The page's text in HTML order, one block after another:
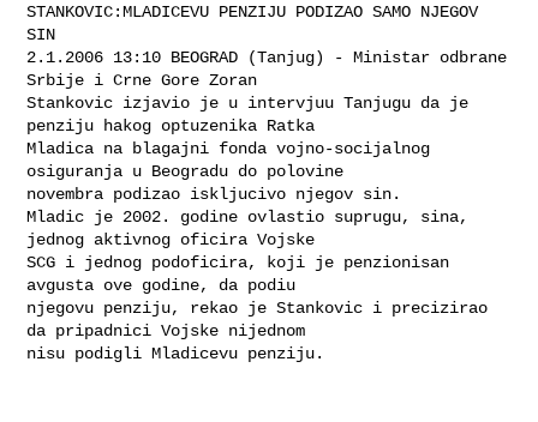
STANKOVIC:MLADICEVU PENZIJU PODIZAO SAMO NJEGOV
SIN
2.1.2006 13:10 BEOGRAD (Tanjug) - Ministar odbrane
Srbije i Crne Gore Zoran
Stankovic izjavio je u intervjuu Tanjugu da je
penziju hakog optuzenika Ratka
Mladica na blagajni fonda vojno-socijalnog
osiguranja u Beogradu do polovine
novembra podizao iskljucivo njegov sin.
Mladic je 2002. godine ovlastio suprugu, sina,
jednog aktivnog oficira Vojske
SCG i jednog podoficira, koji je penzionisan
avgusta ove godine, da podiu
njegovu penziju, rekao je Stankovic i precizirao
da pripadnici Vojske nijednom
nisu podigli Mladicevu penziju.